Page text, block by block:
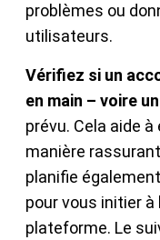
problèmes ou
utilisateurs.
Vérifiez si un
en main – voire
prévu. Cela aide
manière
planifie
pour vous initier
plateforme. Le